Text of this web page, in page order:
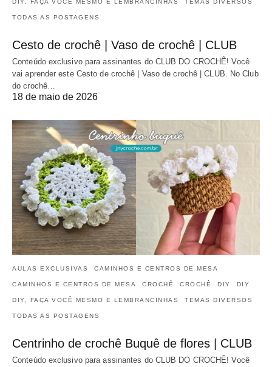
DIY, FAÇA VOCÊ MESMO E LEMBRANCINHAS TEMAS DIVERSOS
TODAS AS POSTAGENS
Cesto de crochê | Vaso de crochê | CLUB
Conteúdo exclusivo para assinantes do CLUB DO CROCHÊ! Você
vai aprender este Cesto de crochê | Vaso de crochê | CLUB. No Club
do crochê…
18 de maio de 2026
AULAS EXCLUSIVAS CAMINHOS E CENTROS DE MESA
CAMINHOS E CENTROS DE MESA CROCHÊ CROCHÊ DIY DIY
DIY, FAÇA VOCÊ MESMO E LEMBRANCINHAS TEMAS DIVERSOS
TODAS AS POSTAGENS
Centrinho de crochê Buquê de flores | CLUB
Conteúdo exclusivo para assinantes do CLUB DO CROCHÊ! Você